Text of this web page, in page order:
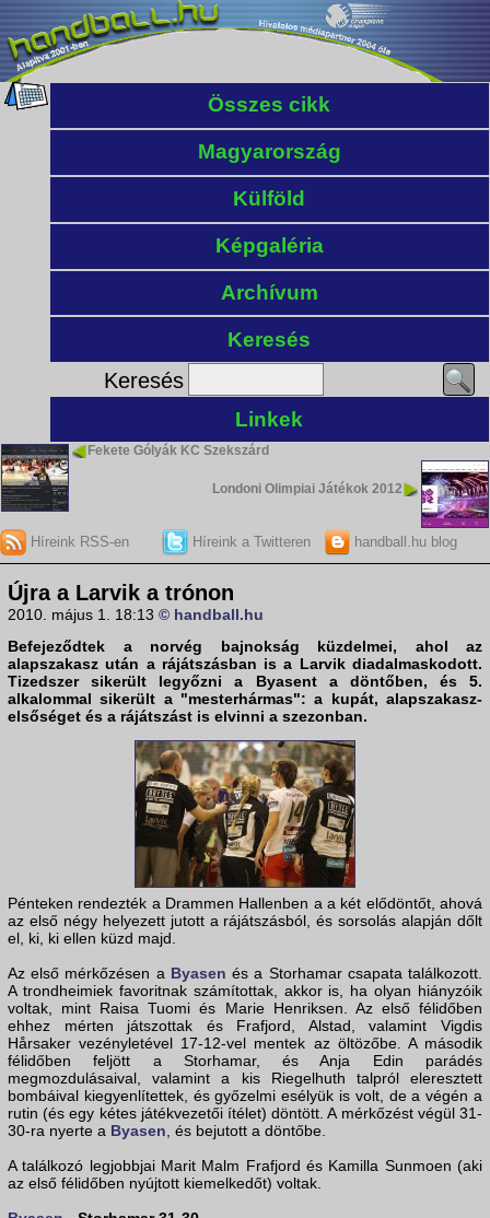
Összes cikk
Magyarország
Külföld
Képgaléria
Archívum
Keresés
Keresés
Linkek
Fekete Gólyák KC Szekszárd
Londoni Olimpiai Játékok 2012
Híreink RSS-en Híreink a Twitteren handball.hu blog
Újra a Larvik a trónon
2010. május 1. 18:13 © handball.hu
Befejeződtek a norvég bajnokság küzdelmei, ahol az
alapszakasz után a rájátszásban is a Larvikdiadalmaskodott.
Tizedszer sikerült legyőzni a Byasent a döntőben, és 5.
alkalommal sikerült a "mesterhármas": a kupát, alapszakasz-
elsőséget és a rájátszást is elvinni a szezonban.
Pénteken rendezték a Drammen Hallenben a a két elődöntőt, ahová
az első négy helyezett jutott a rájátszásból, és sorsolás alapján dőlt
el, ki, ki ellen küzd majd.
Az első mérkőzésen a Byasen és a Storhamar csapata találkozott.
A trondheimiek favoritnak számítottak, akkor is, ha olyan hiányzóik
voltak, mint Raisa Tuomi és Marie Henriksen. Az első félidőben
ehhez mérten játszottak és Frafjord, Alstad, valamint Vigdis
Hårsaker vezényletével 17-12-vel mentek az öltözőbe. A második
félidőben feljött a Storhamar, és Anja Edin parádés
megmozdulásaival, valamint a kis Riegelhuth talpról eleresztett
bombáival kiegyenlítettek, és győzelmi esélyük is volt, de a végén a
rutin (és egy kétes játékvezetői ítélet) döntött. A mérkőzést végül 31-
30-ra nyerte a Byasen, és bejutott a döntőbe.
A találkozó legjobbjai Marit Malm Frafjord és Kamilla Sunmoen (aki
az első félidőben nyújtott kiemelkedőt) voltak.